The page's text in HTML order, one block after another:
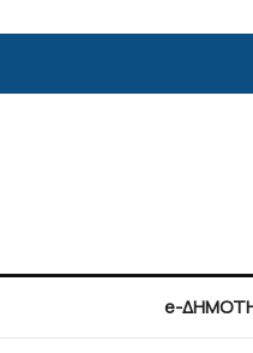
e-